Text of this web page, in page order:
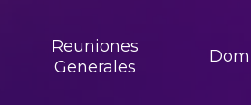
Reuniones
Generales